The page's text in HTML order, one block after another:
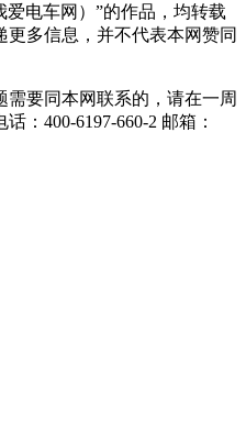
电车网）”的作品，均转载
多信息，并不代表本网赞同
要同本网联系的，请在一周
：400-6197-660-2 邮箱：